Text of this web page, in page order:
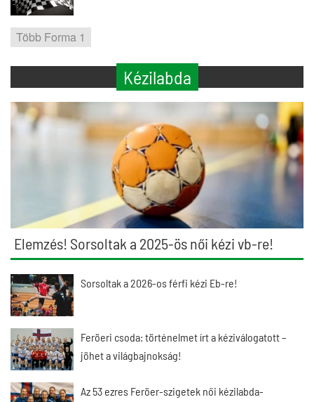
Több Forma 1
Kézilabda
Elemzés! Sorsoltak a 2025-ös női kézi vb-re!
Sorsoltak a 2026-os férfi kézi Eb-re!
Feröeri csoda: történelmet írt a kéziválogatott –
jöhet a világbajnokság!
Az 53 ezres Feröer-szigetek női kézilabda-